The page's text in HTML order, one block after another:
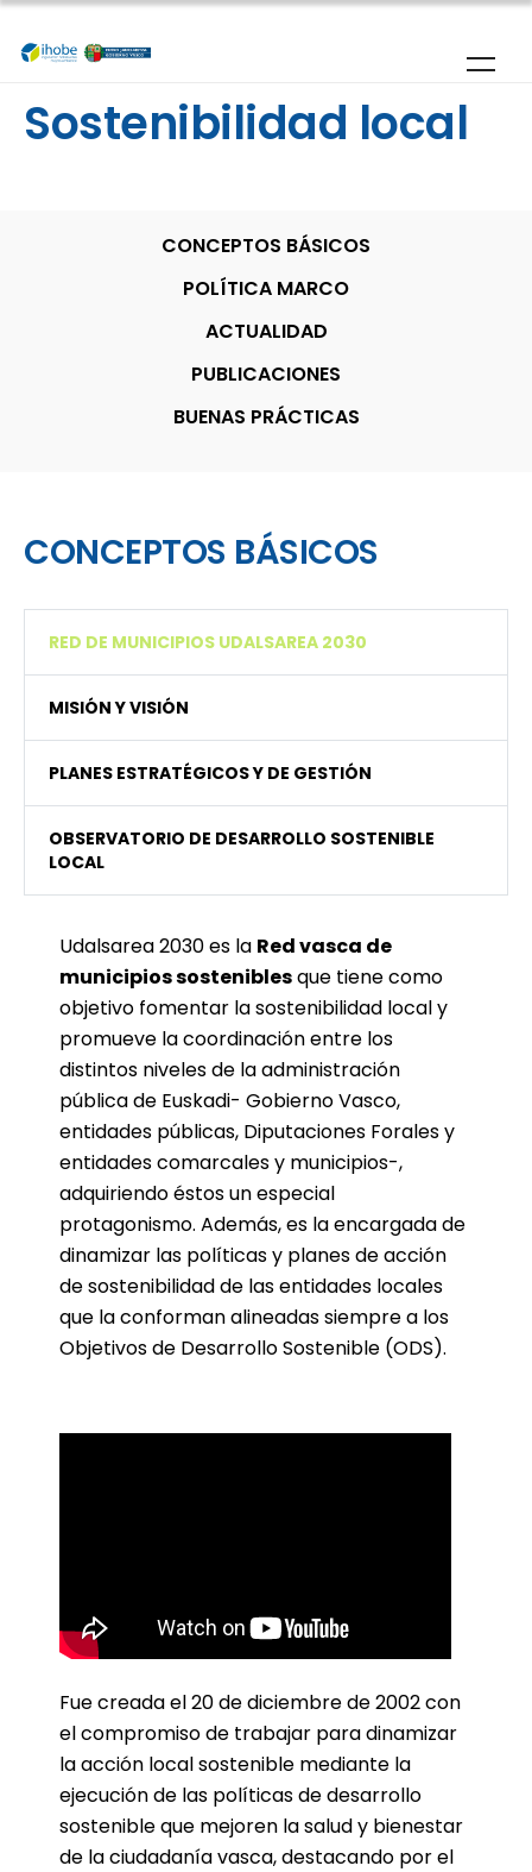
Pasar al contenido principal
Sostenibilidad local
CONCEPTOS BÁSICOS
POLÍTICA MARCO
ACTUALIDAD
PUBLICACIONES
BUENAS PRÁCTICAS
CONCEPTOS BÁSICOS
RED DE MUNICIPIOS UDALSAREA 2030
MISIÓN Y VISIÓN
PLANES ESTRATÉGICOS Y DE GESTIÓN
OBSERVATORIO DE DESARROLLO SOSTENIBLE
LOCAL
Udalsarea 2030 es la Red vasca de
municipios sosteniblesque tiene como
objetivo fomentar la sostenibilidad local y
promueve la coordinación entre los
distintos niveles de la administración
pública de Euskadi- Gobierno Vasco,
entidades públicas, Diputaciones Forales y
entidades comarcales y municipios-,
adquiriendo éstos un especial
protagonismo. Además, es la encargada de
dinamizar las políticas y planes de acción
de sostenibilidad de las entidades locales
que la conforman alineadas siempre a los
Objetivos de Desarrollo Sostenible (ODS).
Fue creada el 20 de diciembre de 2002 con
el compromiso de trabajar para dinamizar
la acción local sostenible mediante la
ejecución de las políticas de desarrollo
sostenible que mejoren la salud y bienestar
de la ciudadanía vasca, destacando por el